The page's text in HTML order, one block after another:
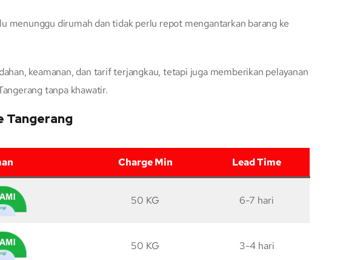
menunggu dirumah dan tidak perlu repot mengantarkan barang ke
keamanan, dan tarif terjangkau, tetapi juga memberikan pelayanan
tanpa khawatir.
Tangerang
Charge Min Lead Time
50 KG 6-7 hari
50 KG 3-4 hari